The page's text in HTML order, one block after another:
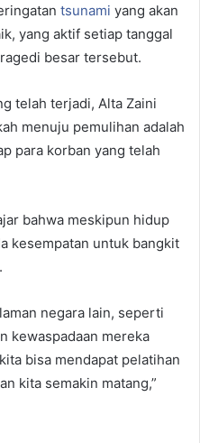
tsunami yang akan
yang aktif setiap tanggal
besar tersebut.
telah terjadi, Alta Zaini
menuju pemulihan adalah
para korban yang telah
bahwa meskipun hidup
kesempatan untuk bangkit
negara lain, seperti
kewaspadaan mereka
bisa mendapat pelatihan
kita semakin matang,”